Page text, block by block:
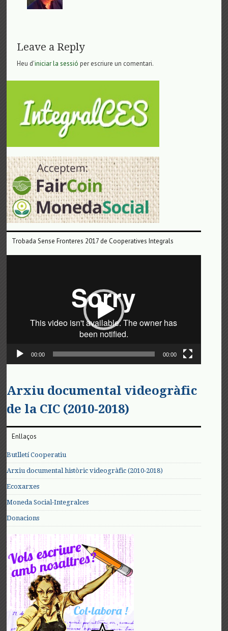
Leave a Reply
Heu d'iniciar la sessió per escriure un comentari.
Trobada Sense Fronteres 2017 de Cooperatives Integrals
00:00 00:00
Arxiu documental videogràfic
de la CIC (2010-2018)
Enllaços
Butlletí Cooperatiu
Arxiu documental històric videogràfic (2010-2018)
Ecoxarxes
Moneda Social-Integralces
Donacions